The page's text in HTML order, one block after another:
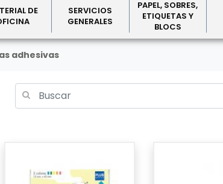
DE
SERVICIOS
GENERALES
PAPEL, SOBRES,
ETIQUETAS Y
BLOCS
adhesivas